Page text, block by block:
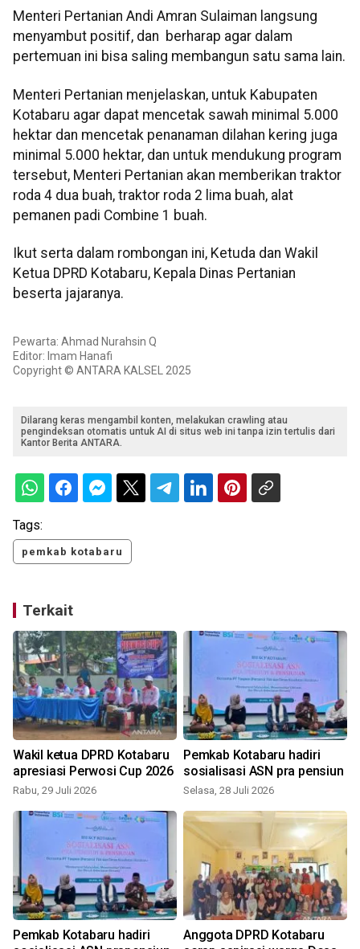
Menteri Pertanian Andi Amran Sulaiman langsung
menyambut positif, dan berharap agar dalam
pertemuan ini bisa saling membangun satu sama lain.
Menteri Pertanian menjelaskan, untuk Kabupaten
Kotabaru agar dapat mencetak sawah minimal 5.000
hektar dan mencetak penanaman dilahan kering juga
minimal 5.000 hektar, dan untuk mendukung program
tersebut, Menteri Pertanian akan memberikan traktor
roda 4 dua buah, traktor roda 2 lima buah, alat
pemanen padi Combine 1 buah.
Ikut serta dalam rombongan ini, Ketuda dan Wakil
Ketua DPRD Kotabaru, Kepala Dinas Pertanian
beserta jajaranya.
Pewarta: Ahmad Nurahsin Q
Editor: Imam Hanafi
Copyright © ANTARA KALSEL 2025
Dilarang keras mengambil konten, melakukan crawling atau
pengindeksan otomatis untuk AI di situs web ini tanpa izin tertulis dari
Kantor Berita ANTARA.
Tags:
pemkab kotabaru
Terkait
Wakil ketua DPRD Kotabaru
apresiasi Perwosi Cup 2026
Rabu, 29 Juli 2026
Pemkab Kotabaru hadiri
sosialisasi ASN pra pensiun
Selasa, 28 Juli 2026
Pemkab Kotabaru hadiri
Anggota DPRD Kotabaru